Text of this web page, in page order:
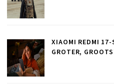
XIAOMI REDMI 17-
GROTER,